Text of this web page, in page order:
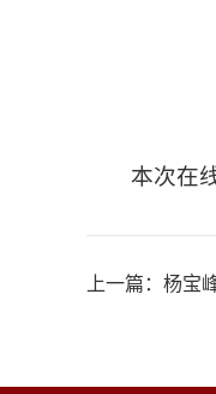
本次在
上一篇： 杨宝